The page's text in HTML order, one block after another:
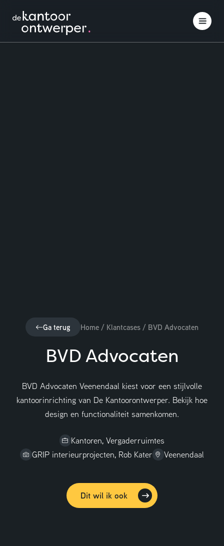
Interieuradvies
Inspiratie opdoen
Ga terug Home / Klantcases / BVD Advocaten
BVD Advocaten
BVD Advocaten Veenendaal kiest voor een stijlvolle
kantoorinrichting van De Kantoorontwerper. Bekijk hoe
design en functionaliteit samenkomen.
Kantoren, Vergaderruimtes
GRIP interieurprojecten, Rob Kater
Veenendaal
Dit wil ik ook